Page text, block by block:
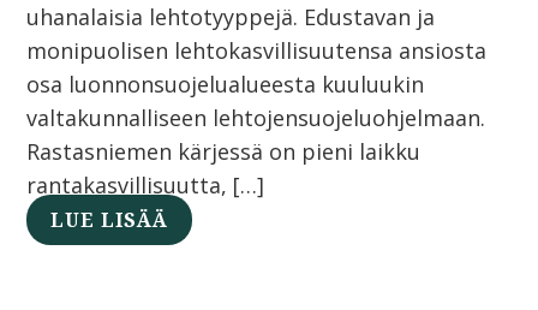
uhanalaisia lehtotyyppejä. Edustavan ja
monipuolisen lehtokasvillisuutensa ansiosta
osa luonnonsuojelualueesta kuuluukin
valtakunnalliseen lehtojensuojeluohjelmaan.
Rastasniemen kärjessä on pieni laikku
rantakasvillisuutta, […]
LUE LISÄÄ